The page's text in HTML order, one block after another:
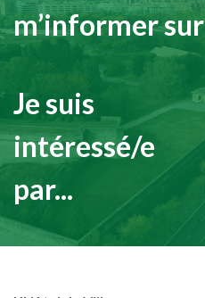
m’informer sur
Je suis
intéressé/e
par...